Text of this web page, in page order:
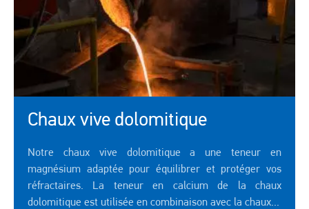
Chaux vive dolomitique
Notre chaux vive dolomitique a une teneur en
magnésium adaptée pour équilibrer et protéger vos
réfractaires. La teneur en calcium de la chaux
dolomitique est utilisée en combinaison avec la chaux...